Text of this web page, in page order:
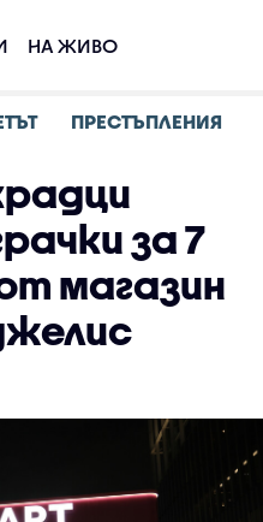
НА ЖИВО
ПРЕСТЪПЛЕНИЯ
за 7
магазин